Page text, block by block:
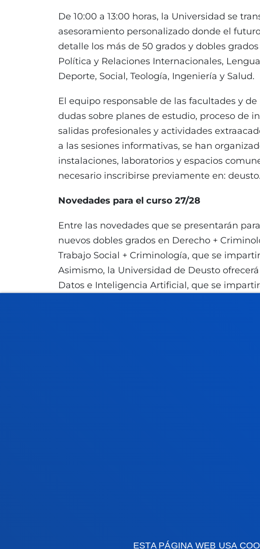
ESTA PÁGINA WEB USA
De 10:00 a 13:00 horas, la Universidad se
asesoramiento personalizado donde el
detalle los más de 50 grados y dobles
Política y Relaciones Internacionales,
Deporte, Social, Teología, Ingeniería y Salud.
El equipo responsable de las facultades y
dudas sobre planes de estudio, proceso de
salidas profesionales y actividades
a las sesiones informativas, se han
instalaciones, laboratorios y espacios
necesario inscribirse previamente en:
Novedades para el curso 27/28
Entre las novedades que se presentarán
nuevos dobles grados en Derecho +
Trabajo Social + Criminología, que se
Asimismo, la Universidad de Deusto
Datos e Inteligencia Artificial, que se